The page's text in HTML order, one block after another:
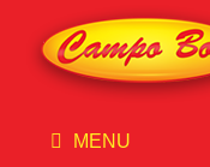
MENU